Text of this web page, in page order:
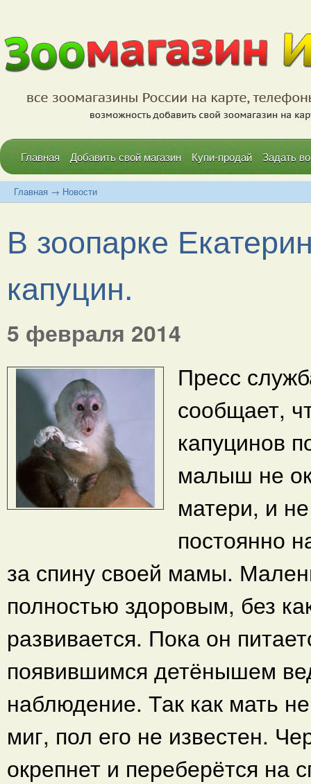
Главная Добавить свой магазин Купи-продай Задать
Главная → Новости
В зоопарке
капуцин.
5 февраля 2014
Пресс
сообщает,
капуцинов
малыш не
матери, и
постоянно
за спину своей мамы.
полностью здоровым, без
развивается. Пока он
появившимся детёнышем
наблюдение. Так как мать
миг, пол его не известен.
окрепнет и переберётся на